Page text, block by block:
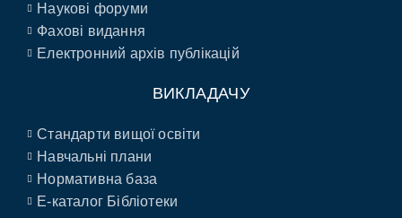
Наукові форуми
Фахові видання
Електронний архів публікацій
ВИКЛАДАЧУ
Стандарти вищої освіти
Навчальні плани
Нормативна база
E-каталог Бібліотеки